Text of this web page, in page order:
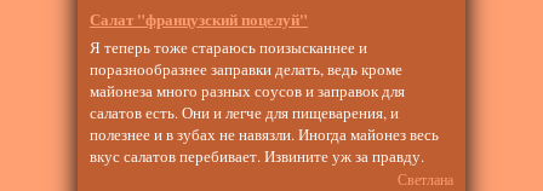
Салат "французский поцелуй"
Я теперь тоже стараюсь поизысканнее и
поразнообразнее заправки делать, ведь кроме
майонеза много разных соусов и заправок для
салатов есть. Они и легче для пищеварения, и
полезнее и в зубах не навязли. Иногда майонез весь
вкус салатов перебивает. Извините уж за правду.
Светлана